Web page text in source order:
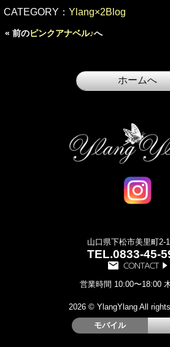
CATEGORY： Ylang×2Blog
« 前のピンクアナベル♪へ
山口県下松市美里町2-
TEL.0833-45-
営業時間 10:00〜18:00
2026 © YlangYlang All
モバイル